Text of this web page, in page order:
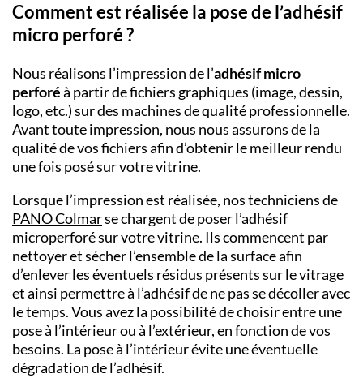
Comment est réalisée la pose de l’adhésif
micro perforé ?
Nous réalisons l’impression de l’adhésif micro
perforéà partir de fichiers graphiques (image, dessin,
logo, etc.) sur des machines de qualité professionnelle.
Avant toute impression, nous nous assurons de la
qualité de vos fichiers afin d’obtenir le meilleur rendu
une fois posé sur votre vitrine.
Lorsque l’impression est réalisée, nos techniciens de
PANOColmarse chargent de poser l’adhésif
microperforé sur votre vitrine. Ils commencent par
nettoyer et sécher l’ensemble de la surface afin
d’enlever les éventuels résidus présents sur le vitrage
et ainsi permettre à l’adhésif de ne pas se décoller avec
le temps. Vous avez la possibilité de choisir entre une
pose à l’intérieur ou à l’extérieur, en fonction de vos
besoins. La pose à l’intérieur évite une éventuelle
dégradation de l’adhésif.